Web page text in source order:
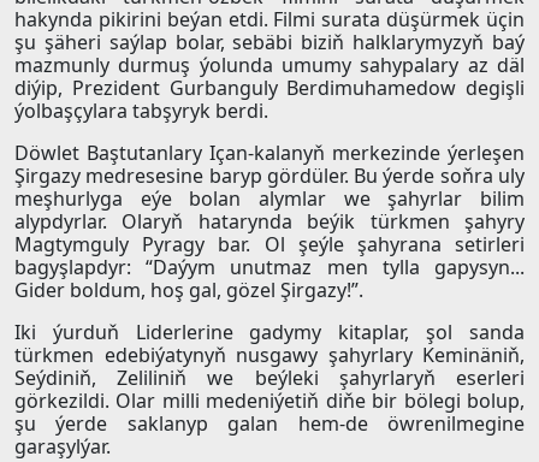
hakynda pikirini beýan etdi. Filmi surata düşürmek üçin
şu şäheri saýlap bolar, sebäbi biziň halklarymyzyň baý
mazmunly durmuş ýolunda umumy sahypalary az däl
diýip, Prezident Gurbanguly Berdimuhamedow degişli
ýolbaşçylara tabşyryk berdi.
Döwlet Baştutanlary Içan-kalanyň merkezinde ýerleşen
Şirgazy medresesine baryp gördüler. Bu ýerde soňra uly
meşhurlyga eýe bolan alymlar we şahyrlar bilim
alypdyrlar. Olaryň hatarynda beýik türkmen şahyry
Magtymguly Pyragy bar. Ol şeýle şahyrana setirleri
bagyşlapdyr: “Daýym unutmaz men tylla gapysyn...
Gider boldum, hoş gal, gözel Şirgazy!”.
Iki ýurduň Liderlerine gadymy kitaplar, şol sanda
türkmen edebiýatynyň nusgawy şahyrlary Keminäniň,
Seýdiniň, Zeliliniň we beýleki şahyrlaryň eserleri
görkezildi. Olar milli medeniýetiň diňe bir bölegi bolup,
şu ýerde saklanyp galan hem-de öwrenilmegine
garaşylýar.